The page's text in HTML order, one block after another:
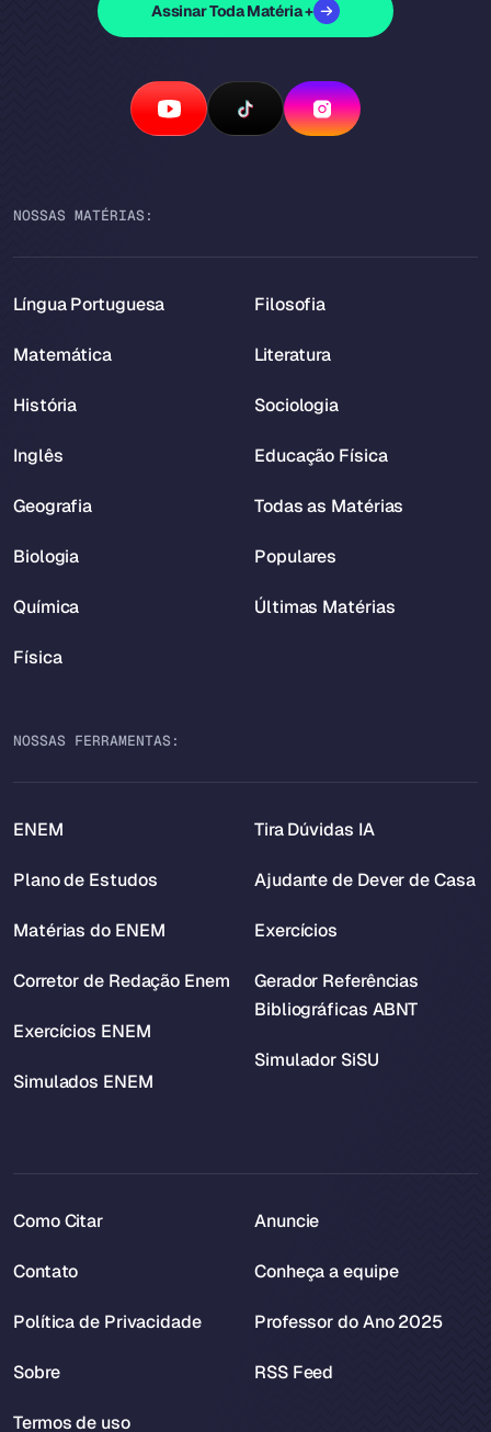
Assinar Toda Matéria +
NOSSAS MATÉRIAS:
Língua Portuguesa
Matemática
História
Inglês
Geografia
Biologia
Química
Física
Filosofia
Literatura
Sociologia
Educação Física
Todas as Matérias
Populares
Últimas Matérias
NOSSAS FERRAMENTAS:
ENEM
Plano de Estudos
Matérias do ENEM
Corretor de Redação Enem
Exercícios ENEM
Simulados ENEM
Tira Dúvidas IA
Ajudante de Dever de Casa
Exercícios
Gerador Referências
Bibliográficas ABNT
Simulador SiSU
Como Citar
Contato
Política de Privacidade
Sobre
Termos de uso
Anuncie
Conheça a equipe
Professor do Ano 2025
RSS Feed